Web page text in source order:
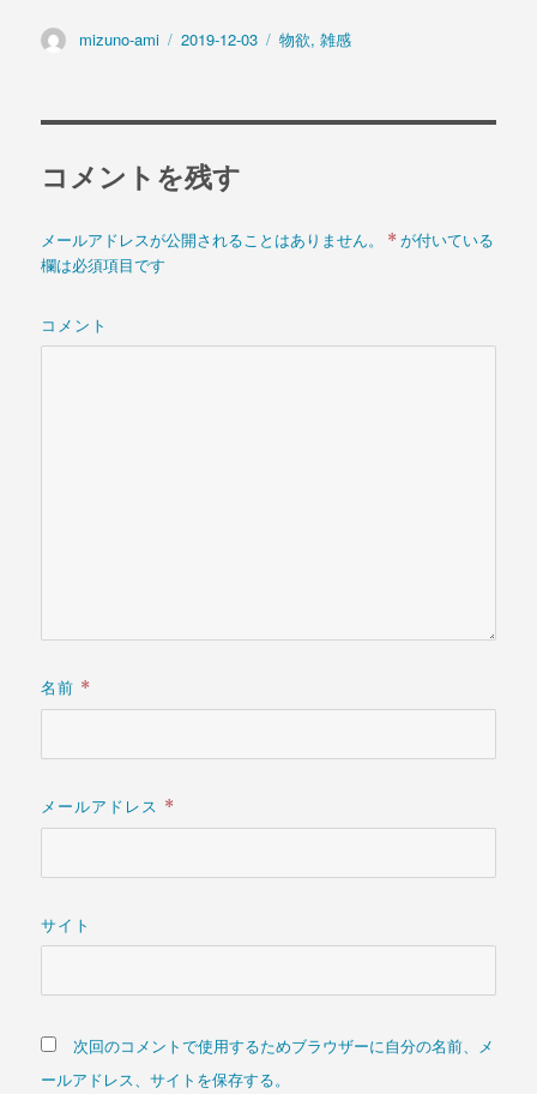
投
mizuno-ami
投
2019-12-03
カ
リ
物欲,雑感
コメントを残す
メールアドレスが公開されることはありません。 * が付いている
欄は必須項目です
コメント
名前 *
メールアドレス *
サイト
次回のコメントで使用するためブラウザーに自分の名前、メ
ールアドレス、サイトを保存する。